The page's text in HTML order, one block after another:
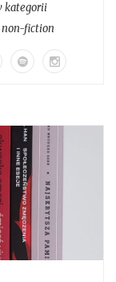
kategorii
non-fiction